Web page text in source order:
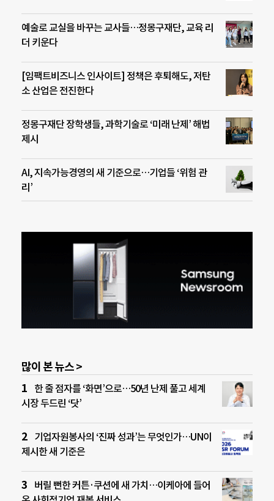
예술로 교실을 바꾸는 교사들…정몽구재단, 교육 리
더 키운다
[임팩트비즈니스 인사이트] 정책은 후퇴해도, 저탄
소 산업은 전진한다
정몽구재단 장학생들, 과학기술로 ‘미래 난제’ 해법
제시
AI, 지속가능경영의 새 기준으로…기업들 ‘위험 관
리’
많이 본 뉴스 >
한 줄 점자를 ‘화면’으로…50년 난제 풀고 세계
시장 두드린 ‘닷’
기업자원봉사의 ‘진짜 성과’는 무엇인가…UN이
제시한 새 기준은
버릴 뻔한 커튼·쿠션에 새 가치…이케아에 들어